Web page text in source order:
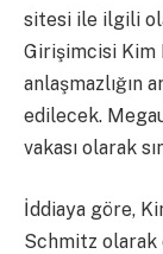
sitesi ile ilgili
Girişimcisi Kim
anlaşmazlığın
edilecek.
vakası olarak
İddiaya göre,
Schmitz olarak